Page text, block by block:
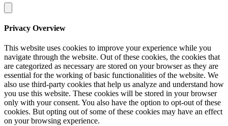
Privacy Overview
This website uses cookies to improve your experience while you
navigate through the website. Out of these cookies, the cookies that
are categorized as necessary are stored on your browser as they are
essential for the working of basic functionalities of the website. We
also use third-party cookies that help us analyze and understand how
you use this website. These cookies will be stored in your browser
only with your consent. You also have the option to opt-out of these
cookies. But opting out of some of these cookies may have an effect
on your browsing experience.